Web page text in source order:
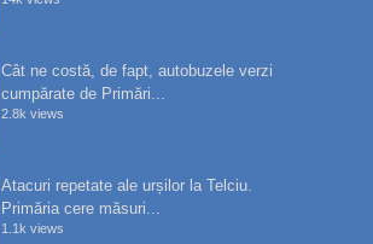
Cât ne costă, de fapt, autobuzele verzi
cumpărate de Primări...
2.8k views
Atacuri repetate ale urșilor la Telciu.
Primăria cere măsuri...
1.1k views